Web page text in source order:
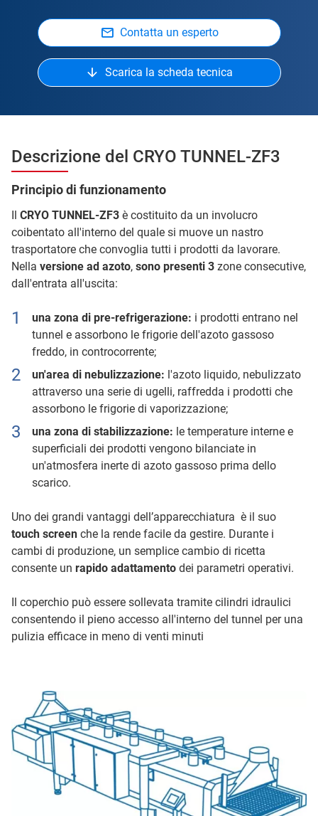
Contatta un esperto
Scarica la scheda tecnica
Descrizione del CRYO TUNNEL-ZF3
Principio di funzionamento
Il CRYO TUNNEL-ZF3 è costituito da un involucro
coibentato all'interno del quale si muove un nastro
trasportatore che convoglia tutti i prodotti da lavorare.
Nella versione ad azoto, sono presenti 3 zone consecutive,
dall'entrata all'uscita:
una zona di pre-refrigerazione: i prodotti entrano nel
tunnel e assorbono le frigorie dell'azoto gassoso
freddo, in controcorrente;
un'area di nebulizzazione: l'azoto liquido, nebulizzato
attraverso una serie di ugelli, raffredda i prodotti che
assorbono le frigorie di vaporizzazione;
una zona di stabilizzazione: le temperature interne e
superficiali dei prodotti vengono bilanciate in
un'atmosfera inerte di azoto gassoso prima dello
scarico.
Uno dei grandi vantaggi dell’apparecchiatura è il suo
touch screen che la rende facile da gestire. Durante i
cambi di produzione, un semplice cambio di ricetta
consente un rapido adattamento dei parametri operativi.
Il coperchio può essere sollevata tramite cilindri idraulici
consentendo il pieno accesso all'interno del tunnel per una
pulizia efficace in meno di venti minuti